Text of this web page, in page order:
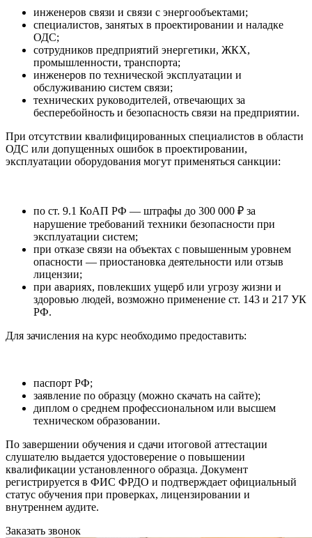
инженеров связи и связи с энергообъектами;
специалистов, занятых в проектировании и наладке
ОДС;
сотрудников предприятий энергетики, ЖКХ,
промышленности, транспорта;
инженеров по технической эксплуатации и
обслуживанию систем связи;
технических руководителей, отвечающих за
бесперебойность и безопасность связи на предприятии.
При отсутствии квалифицированных специалистов в области
ОДС или допущенных ошибок в проектировании,
эксплуатации оборудования могут применяться санкции:
по ст. 9.1 КоАП РФ — штрафы до 300 000 ₽ за
нарушение требований техники безопасности при
эксплуатации систем;
при отказе связи на объектах с повышенным уровнем
опасности — приостановка деятельности или отзыв
лицензии;
при авариях, повлекших ущерб или угрозу жизни и
здоровью людей, возможно применение ст. 143 и 217 УК
РФ.
Для зачисления на курс необходимо предоставить:
паспорт РФ;
заявление по образцу (можно скачать на сайте);
диплом о среднем профессиональном или высшем
техническом образовании.
По завершении обучения и сдачи итоговой аттестации
слушателю выдается удостоверение о повышении
квалификации установленного образца. Документ
регистрируется в ФИС ФРДО и подтверждает официальный
статус обучения при проверках, лицензировании и
внутреннем аудите.
Заказать звонок